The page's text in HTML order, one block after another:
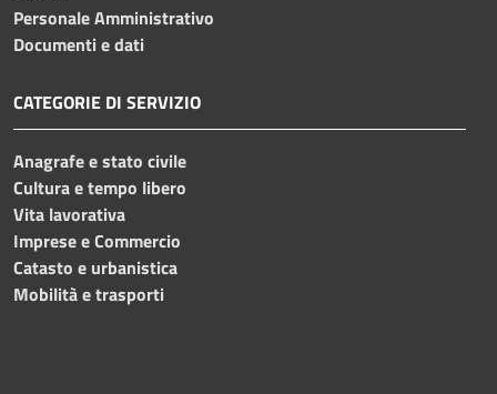
Personale Amministrativo
Documenti e dati
CATEGORIE DI SERVIZIO
Anagrafe e stato civile
Cultura e tempo libero
Vita lavorativa
Imprese e Commercio
Catasto e urbanistica
Mobilità e trasporti